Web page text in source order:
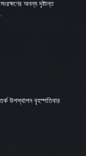
অনন্য দৃষ্টান্ত
উপস্থাপন বৃহস্পতিবার